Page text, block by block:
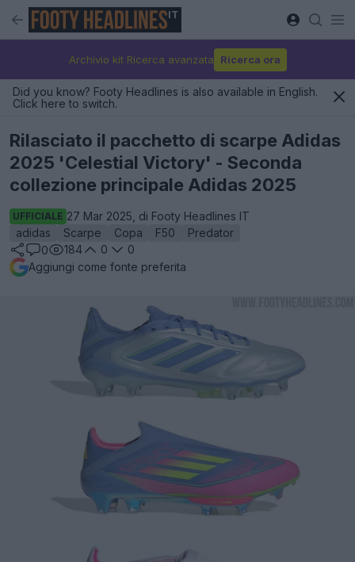
IT
Archivio kit Ricerca avanzata Ricerca ora
Did you know? Footy Headlines is also available in English.
Click here to switch.
Rilasciato il pacchetto di scarpe Adidas
2025 'Celestial Victory' - Seconda
collezione principale Adidas 2025
UFFICIALE 27 Mar 2025, di Footy Headlines IT
adidas
Scarpe Copa F50
Predator
0
184 0
0
Aggiungi come fonte preferita